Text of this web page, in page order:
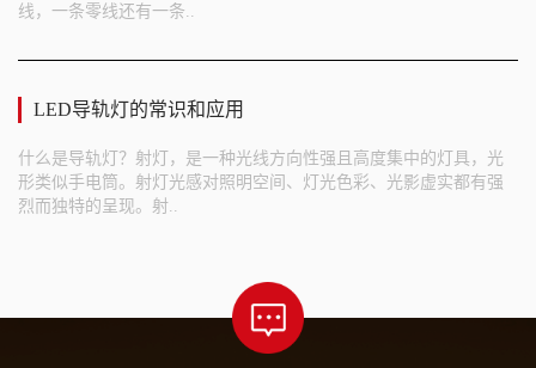
线，一条零线还有一条..
LED导轨灯的常识和应用
什么是导轨灯？射灯，是一种光线方向性强且高度集中的灯具，光
形类似手电筒。射灯光感对照明空间、灯光色彩、光影虚实都有强
烈而独特的呈现。射..